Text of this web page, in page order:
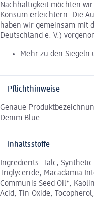
Nachhaltigkeit möchten
Konsum erleichtern. Die
haben wir gemeinsam mit
Deutschland e. V.)
Mehr zu den
Pflichthinweise
Genaue
Denim Blue
Inhaltsstoffe
Ingredients: Talc,
Triglyceride, Macadamia
Communis Seed Oil*,
Acid, Tin Oxide,